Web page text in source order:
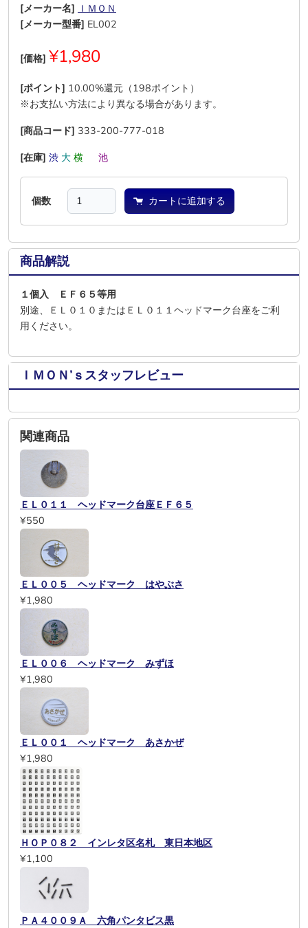
[メーカー名] ＩＭＯＮ
[メーカー型番] EL002
[価格] ¥1,980
[ポイント] 10.00%還元（198ポイント）
※お支払い方法により異なる場合があります。
[商品コード] 333-200-777-018
[在庫] 渋 大 横 池
個数 カートに追加する
商品解説
１個入 ＥＦ６５等用
別途、ＥＬ０１０またはＥＬ０１１ヘッドマーク台座をご利
用ください。
ＩＭＯＮ’ｓスタッフレビュー
関連商品
ＥＬ０１１ ヘッドマーク台座ＥＦ６５
¥550
ＥＬ００５ ヘッドマーク はやぶさ
¥1,980
ＥＬ００６ ヘッドマーク みずほ
¥1,980
ＥＬ００１ ヘッドマーク あさかぜ
¥1,980
ＨＯＰ０８２ インレタ区名札 東日本地区
¥1,100
ＰＡ４００９Ａ 六角パンタビス黒